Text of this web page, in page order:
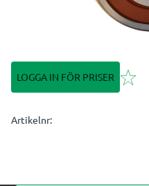
LOGGA IN FÖR PRISER Lägg
Artikelnr